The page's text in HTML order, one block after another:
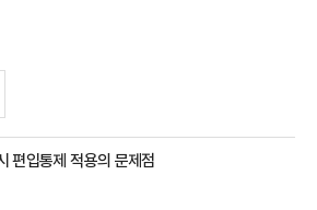
편입통제 적용의 문제점